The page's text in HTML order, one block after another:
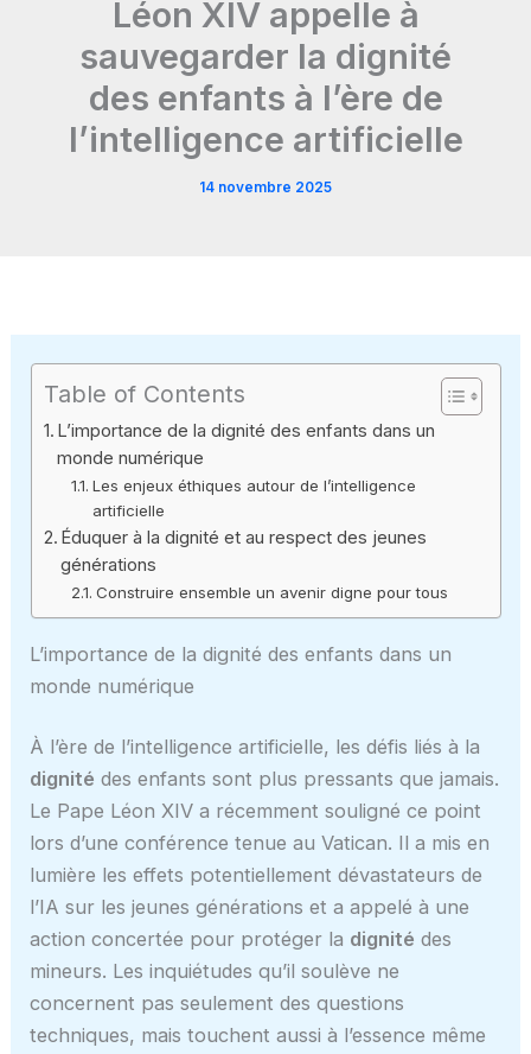
Léon XIV appelle à
sauvegarder la dignité
des enfants à l’ère de
l’intelligence artificielle
14 novembre 2025
Table of Contents
L’importance de la dignité des enfants dans un
monde numérique
Les enjeux éthiques autour de l’intelligence
artificielle
Éduquer à la dignité et au respect des jeunes
générations
Construire ensemble un avenir digne pour tous
L’importance de la dignité des enfants dans un
monde numérique
À l’ère de l’intelligence artificielle, les défis liés à la
dignité des enfants sont plus pressants que jamais.
Le Pape Léon XIV a récemment souligné ce point
lors d’une conférence tenue au Vatican. Il a mis en
lumière les effets potentiellement dévastateurs de
l’IA sur les jeunes générations et a appelé à une
action concertée pour protéger la dignité des
mineurs. Les inquiétudes qu’il soulève ne
concernent pas seulement des questions
techniques, mais touchent aussi à l’essence même